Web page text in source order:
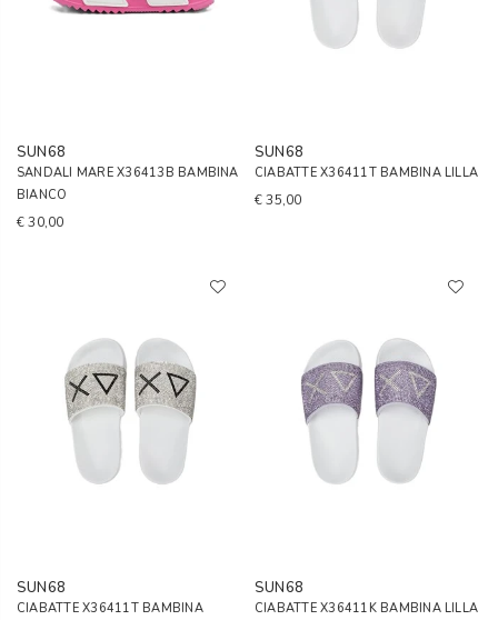
SUN68
SANDALI MARE X36413B BAMBINA
BIANCO
€ 30,00
SUN68
CIABATTE X36411T BAMBINA LILLA
€ 35,00
SUN68
CIABATTE X36411T BAMBINA
SUN68
CIABATTE X36411K BAMBINA LILLA